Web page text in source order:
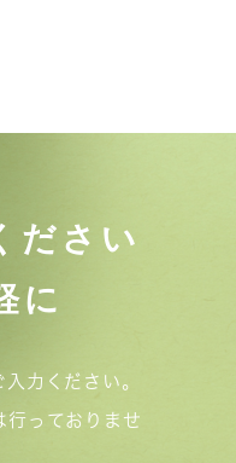
ださい
に
力ください。
行っておりませ